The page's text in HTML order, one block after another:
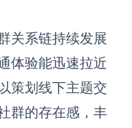
关系链持续发展
体验能迅速拉近
策划线下主题交
群的存在感，丰